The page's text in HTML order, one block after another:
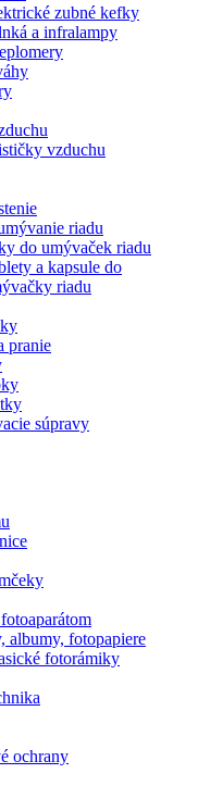
zubné kefky
a infralampy
vzduchu
riadu
do umývaček riadu
a kapsule do
riadu
pranie
súpravy
albumy, fotopapiere
fotorámiky
ochrany